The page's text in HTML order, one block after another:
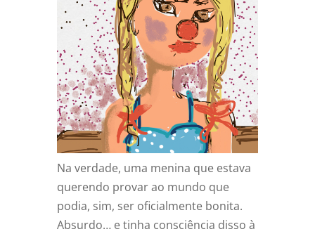
Na verdade, uma menina que estava
querendo provar ao mundo que
podia, sim, ser oficialmente bonita.
Absurdo… e tinha consciência disso à